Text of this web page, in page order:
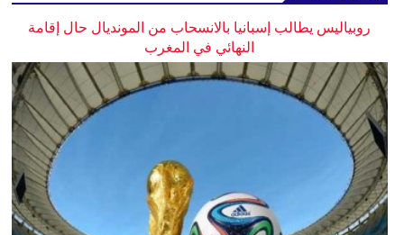
روبياليس يطالب إسبانيا بالانسحاب من المونديال حال إقامة
النهائي في المغرب